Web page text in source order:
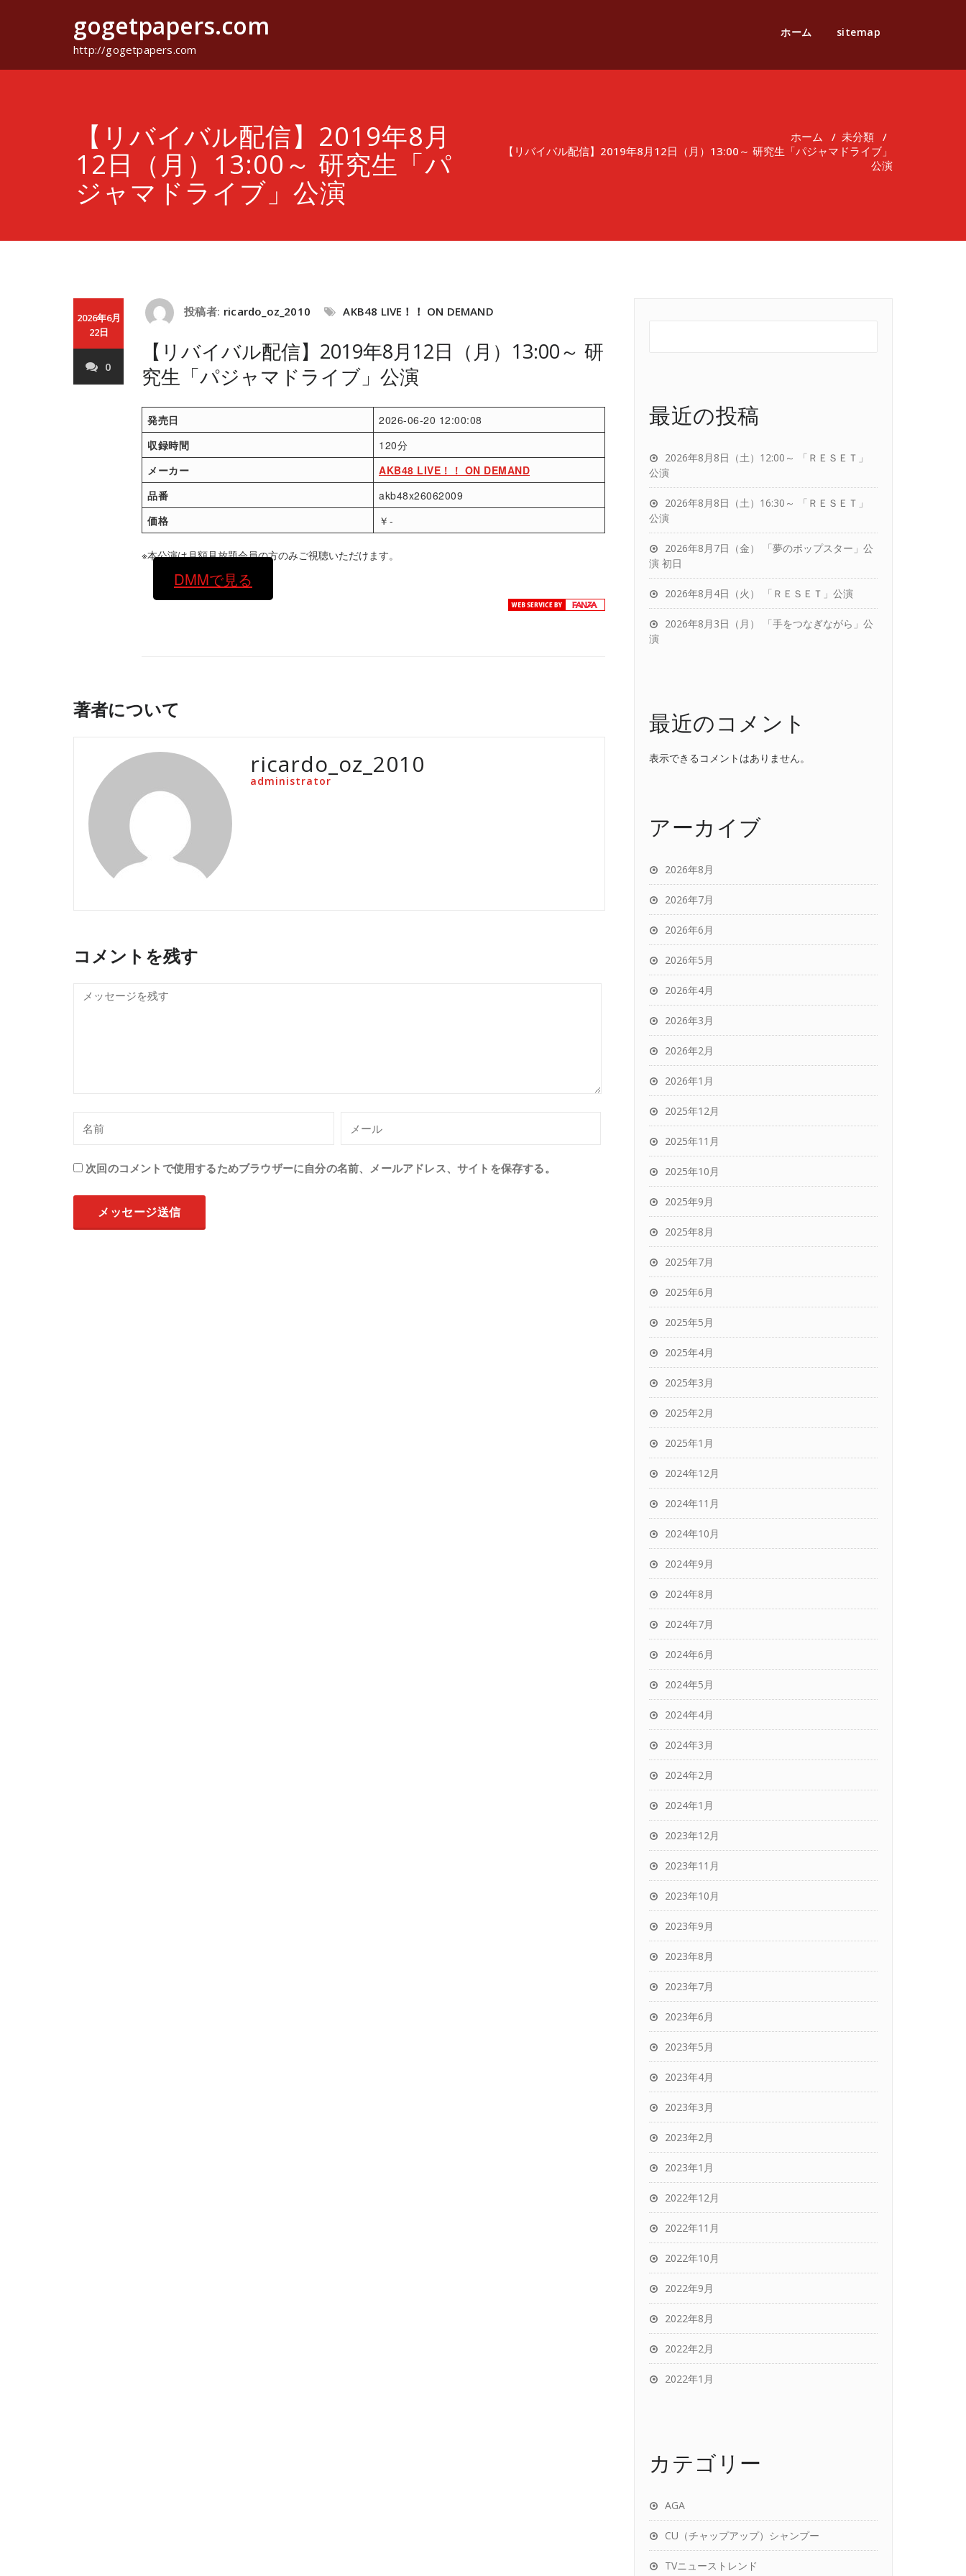
gogetpapers.com
http://gogetpapers.com
ホーム sitemap
【リバイバル配信】2019年8月
12日（月）13:00～ 研究生「パ
ジャマドライブ」公演
ホーム / 未分類 /
【リバイバル配信】2019年8月12日（月）13:00～ 研究生「パジャマドライブ」
公演
2026年6月
22日
0
投稿者: ricardo_oz_2010 AKB48 LIVE！！ ON DEMAND
【リバイバル配信】2019年8月12日（月）13:00～ 研
究生「パジャマドライブ」公演
発売日
2026-06-20 12:00:08
収録時間
120分
メーカー
AKB48 LIVE！！ ON DEMAND
品番
akb48x26062009
価格
￥-
※本公演は月額見放題会員の方のみご視聴いただけます。
DMMで見る
著者について
ricardo_oz_2010
administrator
コメントを残す
次回のコメントで使用するためブラウザーに自分の名前、メールアドレス、サイトを保存する。
最近の投稿
2026年8月8日（土）12:00～ 「ＲＥＳＥＴ」
公演
2026年8月8日（土）16:30～ 「ＲＥＳＥＴ」
公演
2026年8月7日（金） 「夢のポップスター」公
演 初日
2026年8月4日（火） 「ＲＥＳＥＴ」公演
2026年8月3日（月） 「手をつなぎながら」公
演
最近のコメント
表示できるコメントはありません。
アーカイブ
2026年8月
2026年7月
2026年6月
2026年5月
2026年4月
2026年3月
2026年2月
2026年1月
2025年12月
2025年11月
2025年10月
2025年9月
2025年8月
2025年7月
2025年6月
2025年5月
2025年4月
2025年3月
2025年2月
2025年1月
2024年12月
2024年11月
2024年10月
2024年9月
2024年8月
2024年7月
2024年6月
2024年5月
2024年4月
2024年3月
2024年2月
2024年1月
2023年12月
2023年11月
2023年10月
2023年9月
2023年8月
2023年7月
2023年6月
2023年5月
2023年4月
2023年3月
2023年2月
2023年1月
2022年12月
2022年11月
2022年10月
2022年9月
2022年8月
2022年2月
2022年1月
カテゴリー
AGA
CU（チャップアップ）シャンプー
TVニューストレンド